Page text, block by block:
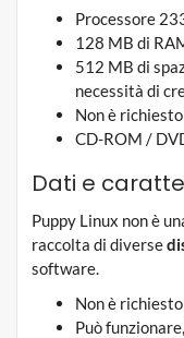
Processore
128 MB di
512 MB di
necessità di
Non è
CD-ROM /
Dati e
Puppy Linux non è
raccolta di diverse
software.
Non è
Può